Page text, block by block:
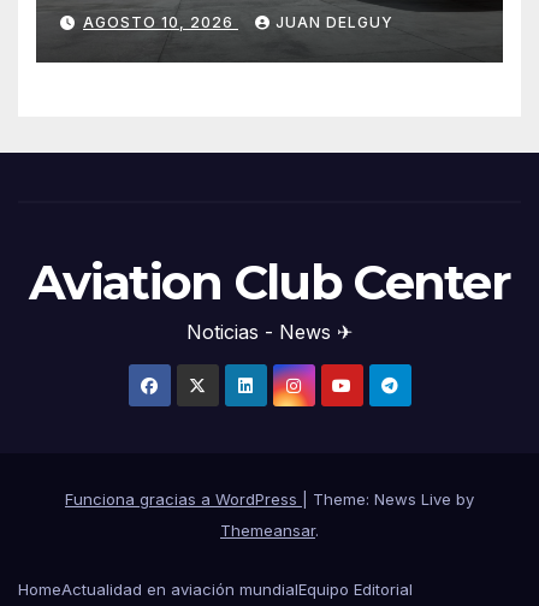
AGOSTO 10, 2026 JUAN DELGUY
Aviation Club Center
Noticias - News ✈
Funciona gracias a WordPress
Theme: News Live by
Themeansar.
HomeActualidad en aviación mundialEquipo Editorial